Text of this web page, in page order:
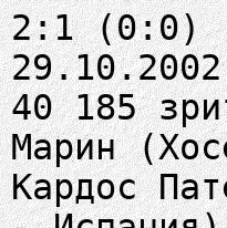
2:1 (0:0)
40 185
Марин
Кардос